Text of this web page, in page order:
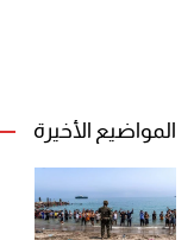
المواضيع الأخيرة